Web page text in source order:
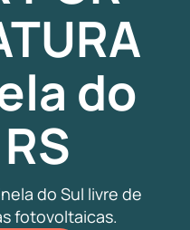
do
do Sul livre de
fotovoltaicas.